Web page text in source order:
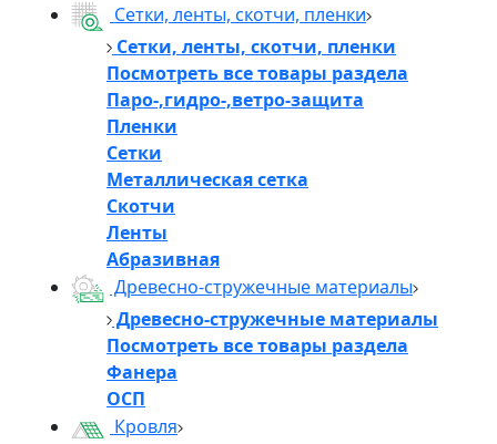
Сетки, ленты, скотчи, пленки
Сетки, ленты, скотчи, пленки
Посмотреть все товары раздела
Паро-,гидро-,ветро-защита
Пленки
Сетки
Металлическая сетка
Скотчи
Ленты
Абразивная
Древесно-стружечные материалы
Древесно-стружечные материалы
Посмотреть все товары раздела
Фанера
ОСП
Кровля